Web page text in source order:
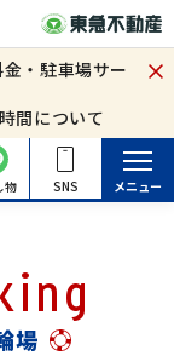
・駐車場サー
間について
物 SNS メニュー
場